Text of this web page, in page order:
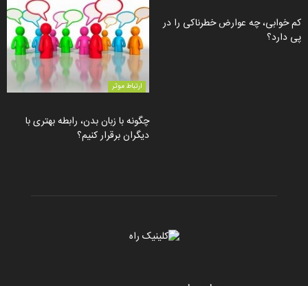
ارتباط موثر
چگونه با زبان بدن، رابطه بهتری با
دیگران برقرار کنیم؟
کم خوابی، چه عوارض خطرناکی را در
پی دارد؟